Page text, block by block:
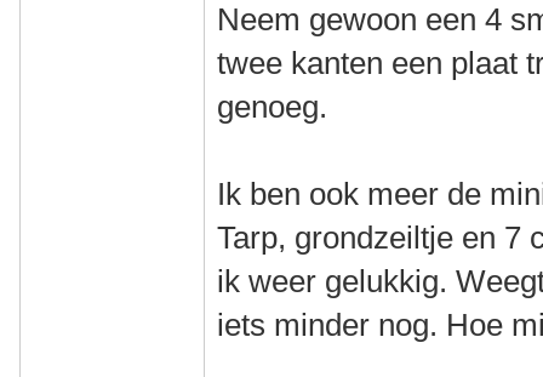
Neem gewoon een 4
twee kanten een plaat
genoeg.
Ik ben ook meer de
Tarp, grondzeiltje en 7
ik weer gelukkig.
iets minder nog. Hoe